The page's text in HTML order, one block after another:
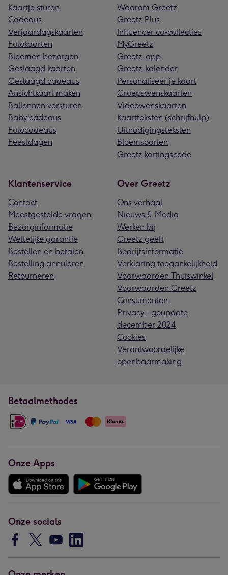
Kaartje sturen
Cadeaus
Verjaardagskaarten
Fotokaarten
Bloemen bezorgen
Geslaagd kaarten
Geslaagd cadeaus
Ansichtkaart maken
Ballonnen versturen
Baby cadeaus
Fotocadeaus
Feestdagen
Waarom Greetz
Greetz Plus
Influencer co-collecties
MyGreetz
Greetz-app
Greetz-kalender
Personaliseer je kaart
Groepswenskaarten
Videowenskaarten
Kaartteksten (schrijfhulp)
Uitnodigingsteksten
Bloemsoorten
Greetz kortingscode
Klantenservice
Contact
Meestgestelde vragen
Bezorginformatie
Wettelijke garantie
Bestellen en betalen
Bestelling annuleren
Retourneren
Over Greetz
Ons verhaal
Nieuws & Media
Werken bij
Greetz geeft
Bedrijfsinformatie
Verklaring toegankelijkheid
Voorwaarden Thuiswinkel
Voorwaarden Greetz
Consumenten
Privacy - geupdate
december 2024
Cookies
Verantwoordelijke
openbaarmaking
Betaalmethodes
Onze Apps
Onze socials